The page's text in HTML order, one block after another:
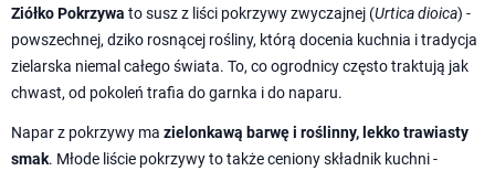
Ziółko Pokrzywa to susz z liści pokrzywy zwyczajnej (Urtica dioica) -
powszechnej, dziko rosnącej rośliny, którą docenia kuchnia i tradycja
zielarska niemal całego świata. To, co ogrodnicy często traktują jak
chwast, od pokoleń trafia do garnka i do naparu.
Napar z pokrzywy ma zielonkawą barwę i roślinny, lekko trawiasty
smak. Młode liście pokrzywy to także ceniony składnik kuchni -